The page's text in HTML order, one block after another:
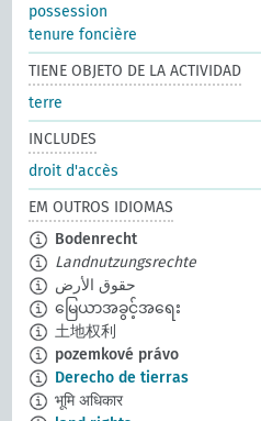
possession
tenure foncière
TIENE OBJETO DE LA ACTIVIDAD
terre
INCLUDES
droit d'accès
EM OUTROS IDIOMAS
Bodenrecht
Landnutzungsrechte
حقوق الأرض
မြေယာအခွင့်အရေး
土地权利
pozemkové právo
Derecho de tierras
भूमि अधिकार